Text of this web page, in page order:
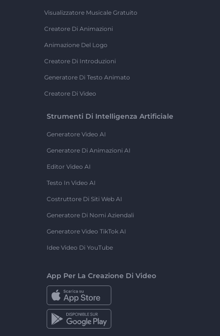
Visualizzatore Musicale Gratuito
Creatore Di Animazioni
Animazione Del Logo
Creatore Di Introduzioni
Generatore Di Testo Animato
Creatore Di Video
Strumenti Di Intelligenza Artificiale
Generatore Video AI
Generatore Di Animazioni AI
Editor Video AI
Testo In Video AI
Costruttore Di Siti Web AI
Generatore Di Nomi Aziendali
Generatore Video TikTok AI
Idee Video Di YouTube
App Per La Creazione Di Video